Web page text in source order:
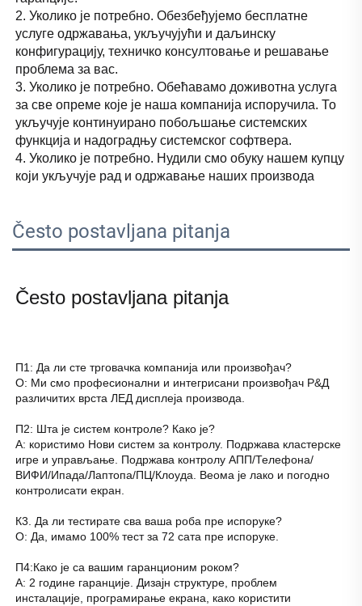
2. Уколико је потребно. Обезбеђујемо бесплатне
услуге одржавања, укључујући и даљинску
конфигурацију, техничко консултовање и решавање
проблема за вас.
3. Уколико је потребно. Обећавамо доживотна услуга
за све опреме које је наша компанија испоручила. То
укључује континуирано побољшање системских
функција и надоградњу системског софтвера.
4. Уколико је потребно. Нудили смо обуку нашем купцу
који укључује рад и одржавање наших производа
Često postavljana pitanja
Često postavljana pitanja
П1: Да ли сте трговачка компанија или произвођач?
О: Ми смо професионални и интегрисани произвођач Р&Д
различитих врста ЛЕД дисплеја производа.
П2: Шта је систем контроле? Како је?
А: користимо Нови систем за контролу. Подржава кластерске
игре и управљање. Подржава контролу АПП/Телефона/
ВИФИ/Ипада/Лаптопа/ПЦ/Клоуда. Веома је лако и погодно
контролисати екран.
К3. Да ли тестирате сва ваша роба пре испоруке?
О: Да, имамо 100% тест за 72 сата пре испоруке.
П4:Како је са вашим гаранционим роком?
А: 2 године гаранције. Дизајн структуре, проблем
инсталације, програмирање екрана, како користити